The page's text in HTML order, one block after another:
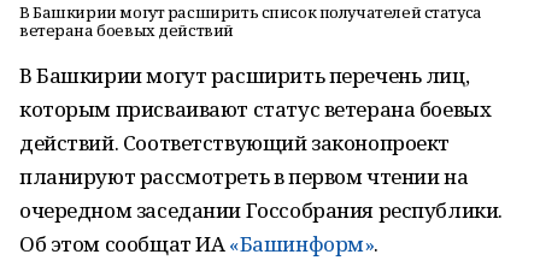
В Башкирии могут расширить список получателей статуса
ветерана боевых действий
В Башкирии могут расширить перечень лиц,
которым присваивают статус ветерана боевых
действий. Соответствующий законопроект
планируют рассмотреть в первом чтении на
очередном заседании Госсобрания республики.
Об этом сообщат ИА«Башинформ».